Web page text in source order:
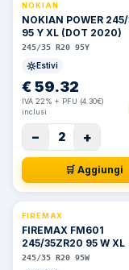
NOKIAN
NOKIAN POWER
95 Y XL (DOT 2020)
245/35 R20 95Y
Estivi
€59.32
IVA 22% + PFU (4.30€)
inclusi
− 2 +
🛒 Aggiungi
FIREMAX
FIREMAX FM601
245/35ZR20 95 W XL
245/35 R20 95W